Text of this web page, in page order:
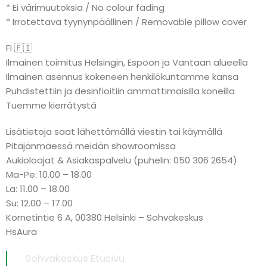
* Ei värimuutoksia / No colour fading
* Irrotettava tyynynpäällinen / Removable pillow cover
FI 🇫🇮
Ilmainen toimitus Helsingin, Espoon ja Vantaan alueella
Ilmainen asennus kokeneen henkilökuntamme kansa
Puhdistettiin ja desinfioitiin ammattimaisilla koneilla
Tuemme kierrätystä
Lisätietoja saat lähettämällä viestin tai käymällä
Pitäjänmäessä meidän showroomissa
Aukioloajat & Asiakaspalvelu (puhelin: 050 306 2654)
Ma-Pe: 10.00 – 18.00
La: 11.00 – 18.00
Su: 12.00 – 17.00
Kornetintie 6 A, 00380 Helsinki – Sohvakeskus
HsAura
Sohvakeskus Etusivu